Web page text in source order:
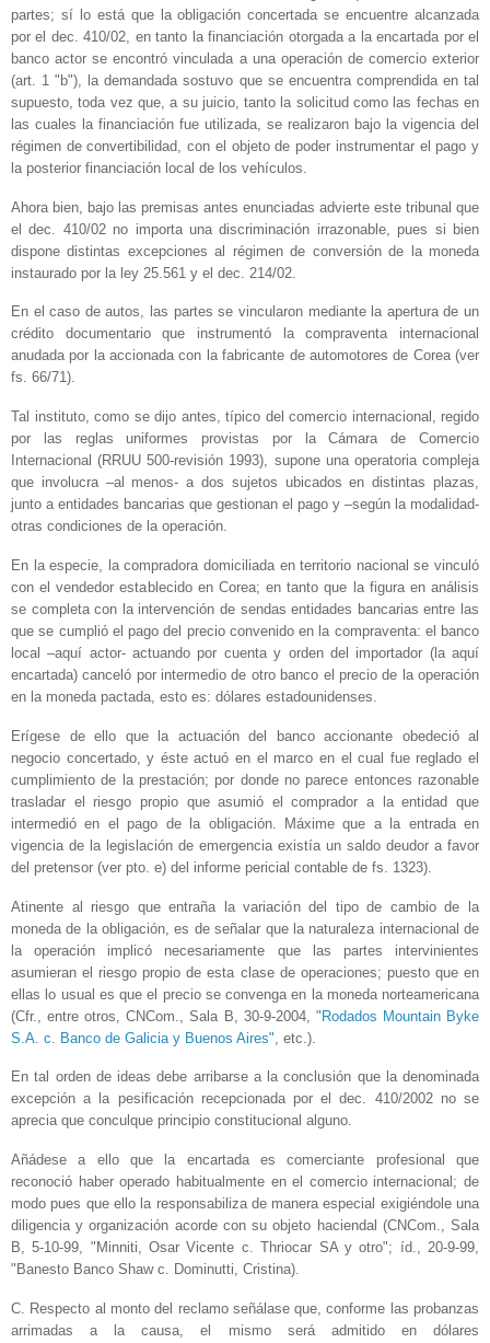
partes; sí lo está que la obligación concertada se encuentre alcanzada
por el dec. 410/02, en tanto la financiación otorgada a la encartada por el
banco actor se encontró vinculada a una operación de comercio exterior
(art. 1 "b"), la demandada sostuvo que se encuentra comprendida en tal
supuesto, toda vez que, a su juicio, tanto la solicitud como las fechas en
las cuales la financiación fue utilizada, se realizaron bajo la vigencia del
régimen de convertibilidad, con el objeto de poder instrumentar el pago y
la posterior financiación local de los vehículos.
Ahora bien, bajo las premisas antes enunciadas advierte este tribunal que
el dec. 410/02 no importa una discriminación irrazonable, pues si bien
dispone distintas excepciones al régimen de conversión de la moneda
instaurado por la ley 25.561 y el dec. 214/02.
En el caso de autos, las partes se vincularon mediante la apertura de un
crédito documentario que instrumentó la compraventa internacional
anudada por la accionada con la fabricante de automotores de Corea (ver
fs. 66/71).
Tal instituto, como se dijo antes, típico del comercio internacional, regido
por las reglas uniformes provistas por la Cámara de Comercio
Internacional (RRUU 500-revisión 1993), supone una operatoria compleja
que involucra –al menos- a dos sujetos ubicados en distintas plazas,
junto a entidades bancarias que gestionan el pago y –según la modalidad-
otras condiciones de la operación.
En la especie, la compradora domiciliada en territorio nacional se vinculó
con el vendedor establecido en Corea; en tanto que la figura en análisis
se completa con la intervención de sendas entidades bancarias entre las
que se cumplió el pago del precio convenido en la compraventa: el banco
local –aquí actor- actuando por cuenta y orden del importador (la aquí
encartada) canceló por intermedio de otro banco el precio de la operación
en la moneda pactada, esto es: dólares estadounidenses.
Erígese de ello que la actuación del banco accionante obedeció al
negocio concertado, y éste actuó en el marco en el cual fue reglado el
cumplimiento de la prestación; por donde no parece entonces razonable
trasladar el riesgo propio que asumió el comprador a la entidad que
intermedió en el pago de la obligación. Máxime que a la entrada en
vigencia de la legislación de emergencia existía un saldo deudor a favor
del pretensor (ver pto. e) del informe pericial contable de fs. 1323).
Atinente al riesgo que entraña la variación del tipo de cambio de la
moneda de la obligación, es de señalar que la naturaleza internacional de
la operación implicó necesariamente que las partes intervinientes
asumieran el riesgo propio de esta clase de operaciones; puesto que en
ellas lo usual es que el precio se convenga en la moneda norteamericana
(Cfr., entre otros, CNCom., Sala B, 30-9-2004, "Rodados Mountain Byke
S.A. c. Banco de Galicia y Buenos Aires" , etc.).
En tal orden de ideas debe arribarse a la conclusión que la denominada
excepción a la pesificación recepcionada por el dec. 410/2002 no se
aprecia que conculque principio constitucional alguno.
Añádese a ello que la encartada es comerciante profesional que
reconoció haber operado habitualmente en el comercio internacional; de
modo pues que ello la responsabiliza de manera especial exigiéndole una
diligencia y organización acorde con su objeto haciendal (CNCom., Sala
B, 5-10-99, "Minniti, Osar Vicente c. Thriocar SA y otro"; íd., 20-9-99,
"Banesto Banco Shaw c. Dominutti, Cristina).
C. Respecto al monto del reclamo señálase que, conforme las probanzas
arrimadas a la causa, el mismo será admitido en dólares